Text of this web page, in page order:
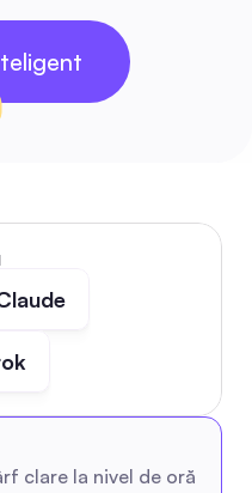
clare la nivel de oră